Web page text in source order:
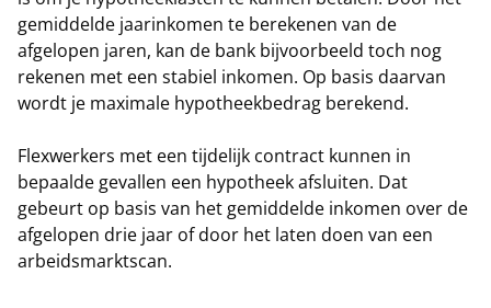
gemiddelde jaarinkomen te berekenen van de
afgelopen jaren, kan de bank bijvoorbeeld toch nog
rekenen met een stabiel inkomen. Op basis daarvan
wordt je maximale hypotheekbedrag berekend.
Flexwerkers met een tijdelijk contract kunnen in
bepaalde gevallen een hypotheek afsluiten. Dat
gebeurt op basis van het gemiddelde inkomen over de
afgelopen drie jaar of door het laten doen van een
arbeidsmarktscan.